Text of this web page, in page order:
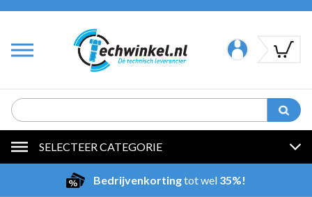
SELECTEER CATEGORIE
Bedrijvenkortingtot wel 35%!